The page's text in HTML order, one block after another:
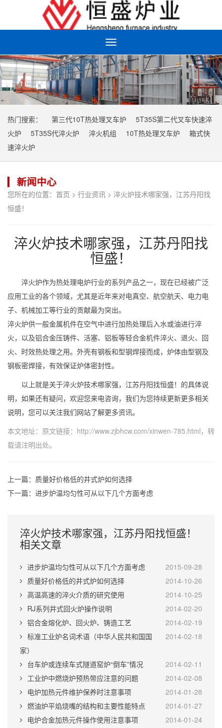
Toggle
navigation
热门搜索： 第三代10T热处理叉车炉
5T35S第二代叉车快速淬
火炉
5T35S代淬火炉 淬火机组 10T热处理叉车炉
箱式快
速淬火炉
新闻中心
您所在的位置： 首页 > 行业资讯 > 淬火炉技术哪家强，江苏丹阳找
恒盛！
淬火炉技术哪家强，江苏丹阳找
恒盛！
淬火炉作为热处理电炉行业的系列产品之一，现在已经被广泛
应用工业的各个领域，尤其是近年来对电真空、航空航天、电力电
子、机械加工等行业的贡献最为突出。
淬火炉供一般金属机件在空气中进行加热处理后入水或油进行淬
火，以及铝合金压铸件、活塞、铝板等轻合金机件淬火、退火、回
火、时效热处理之用。外壳有钢板和型钢焊接而成，炉体由型钢及
钢板密焊接，有效保证炉体密封性。
以上就是关于淬火炉技术哪家强，江苏丹阳找恒盛！的具体说
明，如果还有疑问，欢迎您来电咨询，我们为您持续更新更多相关
说明，您可以关注我们网站了解更多资讯。
本文地址：原文链接： http://www.zjbhcw.com/xinwen-785.html，转
载请注明出处。
上一篇： 质量好价格低的井式炉如何选择
下一篇： 进步炉温均匀性可从以下几个方面考虑
淬火炉技术哪家强，江苏丹阳找恒盛！
相关文章
2015-09-28
进步炉温均匀性可从以下几个方面考虑
2014-10-26
质量好价格低的井式炉如何选择
2014-10-25
高温高速的淬火介质的研究使用
2014-02-20
RJ系列井式回火炉操作说明
2014-02-19
铝合金熔化炉、回火炉、铸造工艺
2014-02-18
标准工业炉名词术语（中华人民共和国国
家）
2014-02-11
台车炉或连续车式隧道窑炉“倒车”情况
2014-02-08
工业炉中燃烧炉预热带应注意的问题
2014-01-28
电炉加热元件维护保养时注意事项
2014-01-27
燃油炉平焰烧嘴的结构和主要性能特点
2014-01-24
电炉合金加热元件操作使用注意事项